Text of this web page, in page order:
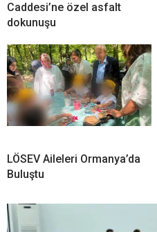
Caddesi’ne özel asfalt
dokunuşu
LÖSEV Aileleri Ormanya’da
Buluştu